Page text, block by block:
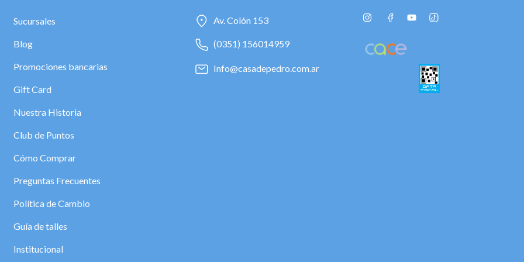
Sucursales
Blog
Promociones bancarias
Gift Card
Nuestra Historia
Club de Puntos
Cómo Comprar
Preguntas Frecuentes
Política de Cambio
Guía de talles
Institucional
Av. Colón 153
(0351) 156014959
Info@casadepedro.com.ar